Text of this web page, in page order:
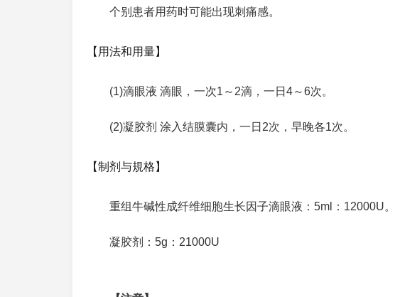
个别患者用药时可能出现刺痛感。
【用法和用量】
(1)滴眼液 滴眼，一次1～2滴，一日4～6次。
(2)凝胶剂 涂入结膜囊内，一日2次，早晚各1次。
【制剂与規格】
重组牛碱性成纤维细胞生长因子滴眼液：5ml：12000U。
凝胶剂：5g：21000U